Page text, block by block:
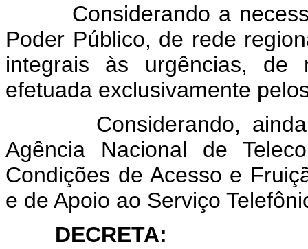
Considerando a
Poder Público, de rede
integrais às urgências, de
efetuada exclusivamente
Considerando, ainda, a
Agência Nacional de
Condições de Acesso e
e de Apoio ao Serviço
DECRETA: